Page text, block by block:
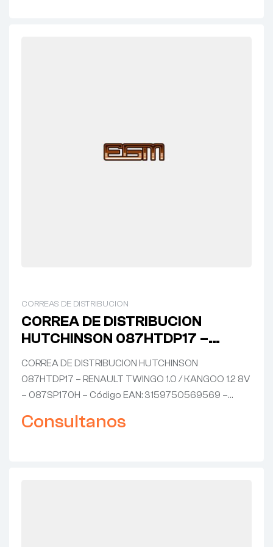
CORREAS DE DISTRIBUCION
CORREA DE DISTRIBUCION
HUTCHINSON 087HTDP17 –
RENAULT TWINGO 1.0 / KANGOO
1.2 8V – 087SP170H
CORREA DE DISTRIBUCION HUTCHINSON
087HTDP17 – RENAULT TWINGO 1.0 / KANGOO 1.2 8V
– 087SP170H – Código EAN: 3159750569569 –…
Consultanos